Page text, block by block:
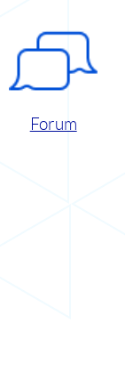
Forum